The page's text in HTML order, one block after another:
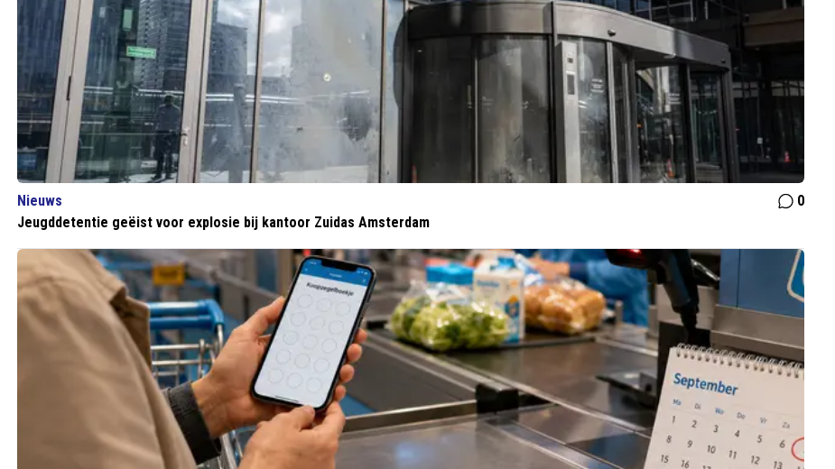
Nieuws
0
Jeugddetentie geëist voor explosie bij kantoor Zuidas Amsterdam